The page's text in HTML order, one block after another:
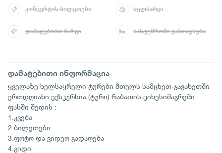
დამატებითი ინფორმაცია
ყველაზე ხელსაყრელი ტურები მთელს სამცხეთ-ჯავახეთში
ერთდღიანი ექსკურსია (ტური) რაბათის ციხესიმაგრეში
ფასში შედის :
1.კვება
2.ბილეთები
3.ფოტო და ვიდეო გადაღება
4.გიდი
კონცერტის ბილეთები ხელბარგი
დამატებითი ბარგი სასტუმროში განთავსება